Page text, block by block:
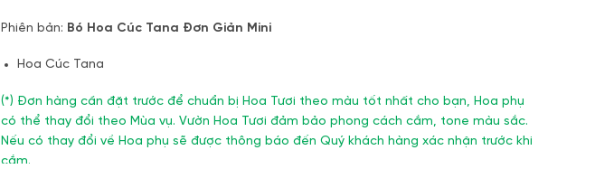
Phiên bản: Bó Hoa Cúc Tana Đơn Giản Mini
Hoa Cúc Tana
(*) Đơn hàng cần đặt trước để chuẩn bị Hoa Tươi theo màu tốt nhất cho bạn, Hoa phụ
có thể thay đổi theo Mùa vụ. Vườn Hoa Tươi đảm bảo phong cách cắm, tone màu sắc.
Nếu có thay đổi về Hoa phụ sẽ được thông báo đến Quý khách hàng xác nhận trước khi
cắm.